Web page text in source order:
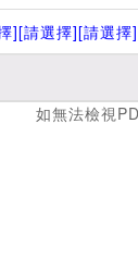
][請選擇][請選擇]
如無法檢視